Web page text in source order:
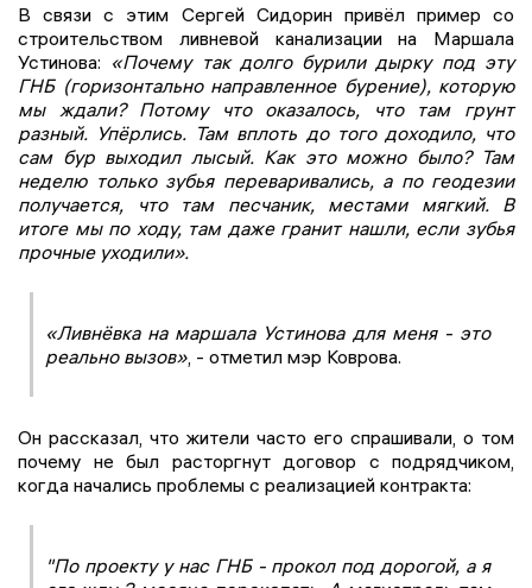
В связи с этим Сергей Сидорин привёл пример со
строительством ливневой канализации на Маршала
Устинова: «Почему так долго бурили дырку под эту
ГНБ (горизонтально направленное бурение), которую
мы ждали? Потому что оказалось, что там грунт
разный. Упёрлись. Там вплоть до того доходило, что
сам бур выходил лысый. Как это можно было? Там
неделю только зубья переваривались, а по геодезии
получается, что там песчаник, местами мягкий. В
итоге мы по ходу, там даже гранит нашли, если зубья
прочные уходили».
«Ливнёвка на маршала Устинова для меня - это
реально вызов» , - отметил мэр Коврова.
Он рассказал, что жители часто его спрашивали, о том
почему не был расторгнут договор с подрядчиком,
когда начались проблемы с реализацией контракта:
"По проекту у нас ГНБ - прокол под дорогой, а я